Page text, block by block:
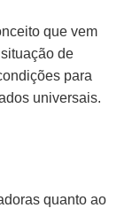
que vem
de
para
universais.
quanto ao